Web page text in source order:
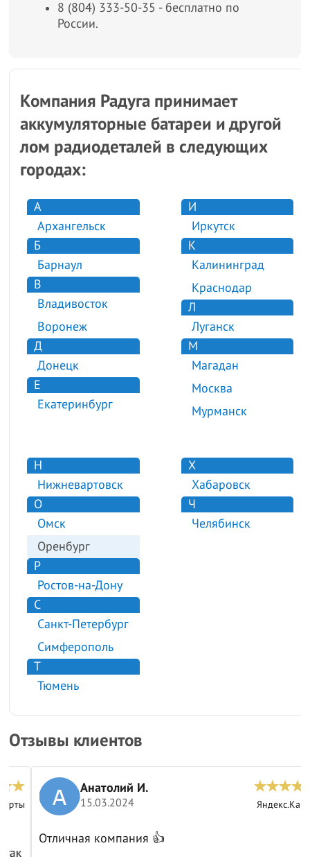
8 (804) 333-50-35 - бесплатно по
России.
Компания Радуга принимает
аккумуляторные батареи и другой
лом радиодеталей в следующих
городах:
А
Архангельск
Б
Барнаул
В
Владивосток
Воронеж
Д
Донецк
Е
Екатеринбург
И
Иркутск
К
Калининград
Краснодар
Л
Луганск
М
Магадан
Москва
Мурманск
Н
Нижневартовск
О
Омск
Оренбург
Р
Ростов-на-Дону
С
Санкт-Петербург
Симферополь
Т
Тюмень
Х
Хабаровск
Ч
Челябинск
Отзывы клиентов
Анатолий И.
15.03.2024 Яндекс.Карты
Отличная компания 👍